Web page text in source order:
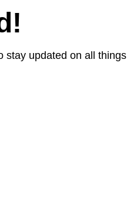
stay updated on all things